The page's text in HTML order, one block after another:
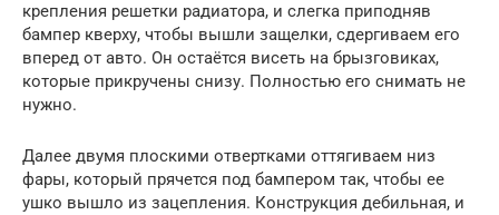
крепления решетки радиатора, и слегка приподняв
бампер кверху, чтобы вышли защелки, сдергиваем его
вперед от авто. Он остаётся висеть на брызговиках,
которые прикручены снизу. Полностью его снимать не
нужно.
Далее двумя плоскими отвертками оттягиваем низ
фары, который прячется под бампером так, чтобы ее
ушко вышло из зацепления. Конструкция дебильная, и